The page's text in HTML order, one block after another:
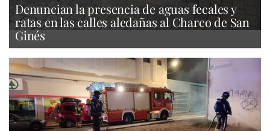
Denuncian la presencia de aguas fecales y
ratas en las calles aledañas al Charco de San
Ginés